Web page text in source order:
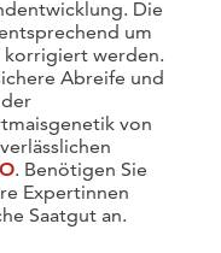
Die
um
korrigiert werden.
Abreife und
von
. Benötigen Sie
Expertinnen
Saatgut an.